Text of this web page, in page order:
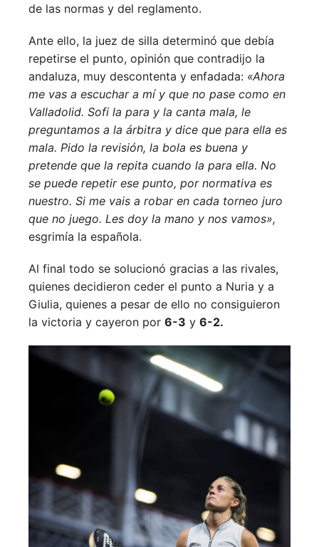
de las normas y del reglamento.
Ante ello, la juez de silla determinó que debía
repetirse el punto, opinión que contradijo la
andaluza, muy descontenta y enfadada: «Ahora
me vas a escuchar a mí y que no pase como en
Valladolid. Sofi la para y la canta mala, le
preguntamos a la árbitra y dice que para ella es
mala. Pido la revisión, la bola es buena y
pretende que la repita cuando la para ella. No
se puede repetir ese punto, por normativa es
nuestro. Si me vais a robar en cada torneo juro
que no juego. Les doy la mano y nos vamos»,
esgrimía la española.
Al final todo se solucionó gracias a las rivales,
quienes decidieron ceder el punto a Nuria y a
Giulia, quienes a pesar de ello no consiguieron
la victoria y cayeron por 6-3 y 6-2.